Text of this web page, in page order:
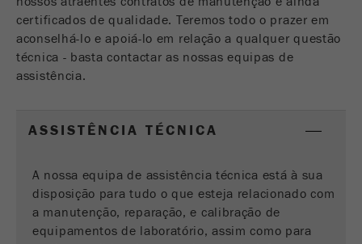
Ciclo de
vida cookie
Fim de sessão
Nome
Ciclo de
vida cookie
Fim de sessão
Nome __utmc
Fornecedor google
páginas que ainda usam o código de
fechado. No entanto, esse cookie não precisa
ser considerado ao depurar e usar o novo
código de rastreamento ga.js.
55743 Idar-Oberstein
Telefone+49 67 84 70 277
certificados de qualidade. Teremos todo o prazer em
aconselhá-lo e apoiá-lo em relação a qualquer questão
técnica - basta contactar as nossas equipas de
assistência.
ASSISTÊNCIA TÉCNICA
A nossa equipa de assistência técnica está à sua
disposição para tudo o que esteja relacionado com
a manutenção, reparação, e calibração de
equipamentos de laboratório, assim como para